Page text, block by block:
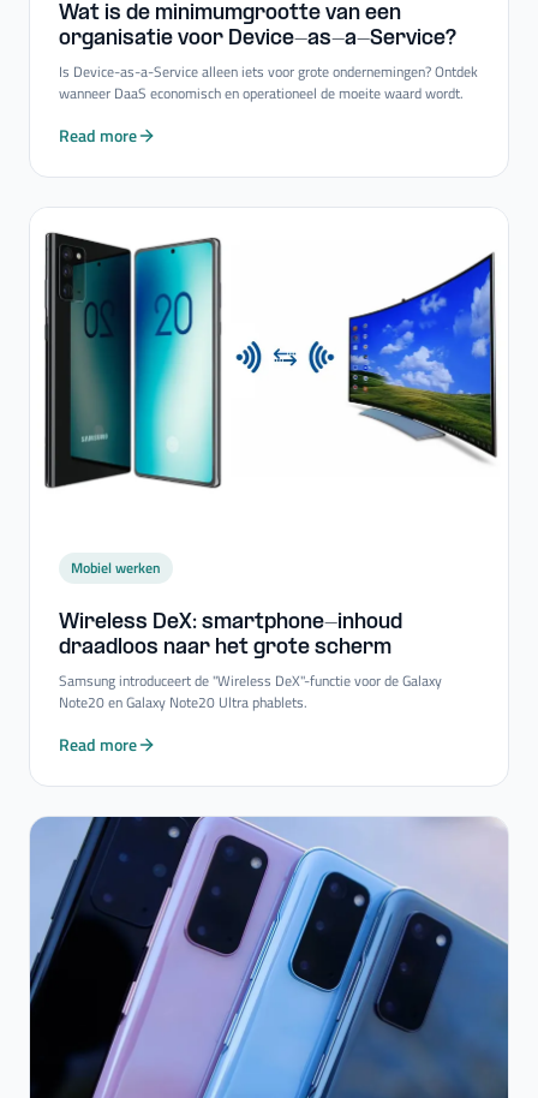
Wat is de minimumgrootte van een
organisatie voor Device-​as-​a-​Service?
Is Device-as-a-Service alleen iets voor grote ondernemingen? Ontdek
wanneer DaaS economisch en operationeel de moeite waard wordt.
Read more
Mobiel werken
Wireless DeX: smartphone-​inhoud
draadloos naar het grote scherm
Samsung introduceert de "Wireless DeX"-functie voor de Galaxy
Note20 en Galaxy Note20 Ultra phablets.
Read more